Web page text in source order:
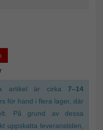
artikel är cirka 7–14
för hand i flera lager, där
På grund av dessa
uppskatta leveranstiden,